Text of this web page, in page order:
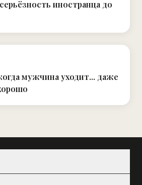
иностранца до
мужчина уходит... даже